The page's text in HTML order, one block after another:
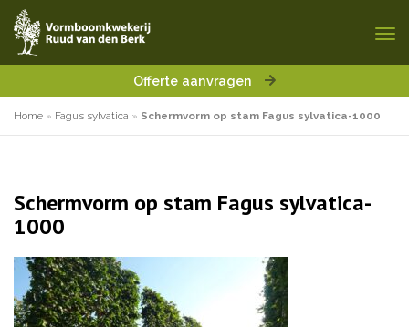
Offerte aanvragen
Home » Fagus sylvatica » Schermvorm op stam Fagus sylvatica-1000
Schermvorm op stam Fagus sylvatica-
1000